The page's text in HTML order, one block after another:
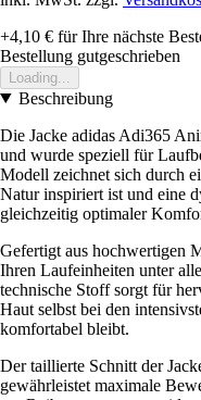
+4,10 € für Ihre nächste
Bestellung gutgeschrieben
Loading...
Beschreibung
Die Jacke adidas Adi365
und wurde speziell für
Modell zeichnet sich durch
Natur inspiriert ist und eine
gleichzeitig optimaler
Gefertigt aus hochwertigen
Ihren Laufeinheiten unter
technische Stoff sorgt für
Haut selbst bei den
komfortabel bleibt.
Der taillierte Schnitt der
gewährleistet maximale